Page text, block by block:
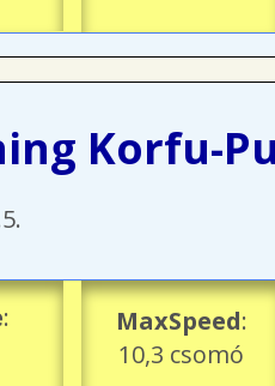
Korfu-
:
MaxSpeed:
10,3 csomó